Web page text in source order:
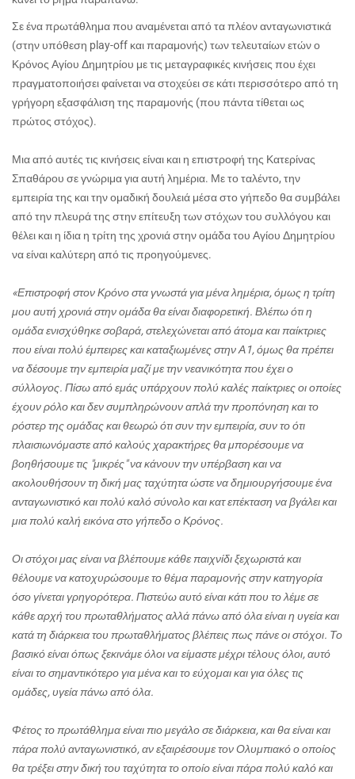
Σε ένα πρωτάθλημα που αναμένεται από τα πλέον ανταγωνιστικά
(στην υπόθεση play-off και παραμονής) των τελευταίων ετών ο
Κρόνος Αγίου Δημητρίου με τις μεταγραφικές κινήσεις που έχει
πραγματοποιήσει φαίνεται να στοχεύει σε κάτι περισσότερο από τη
γρήγορη εξασφάλιση της παραμονής (που πάντα τίθεται ως
πρώτος στόχος).
Μια από αυτές τις κινήσεις είναι και η επιστροφή της Κατερίνας
Σπαθάρου σε γνώριμα για αυτή λημέρια. Με το ταλέντο, την
εμπειρία της και την ομαδική δουλειά μέσα στο γήπεδο θα συμβάλει
από την πλευρά της στην επίτευξη των στόχων του συλλόγου και
θέλει και η ίδια η τρίτη της χρονιά στην ομάδα του Αγίου Δημητρίου
να είναι καλύτερη από τις προηγούμενες.
«Επιστροφή στον Κρόνο στα γνωστά για μένα λημέρια, όμως η τρίτη
μου αυτή χρονιά στην ομάδα θα είναι διαφορετική. Βλέπω ότι η
ομάδα ενισχύθηκε σοβαρά, στελεχώνεται από άτομα και παίκτριες
που είναι πολύ έμπειρες και καταξιωμένες στην Α1, όμως θα πρέπει
να δέσουμε την εμπειρία μαζί με την νεανικότητα που έχει ο
σύλλογος. Πίσω από εμάς υπάρχουν πολύ καλές παίκτριες οι οποίες
έχουν ρόλο και δεν συμπληρώνουν απλά την προπόνηση και το
ρόστερ της ομάδας και θεωρώ ότι συν την εμπειρία, συν το ότι
πλαισιωνόμαστε από καλούς χαρακτήρες θα μπορέσουμε να
βοηθήσουμε τις "μικρές" να κάνουν την υπέρβαση και να
ακολουθήσουν τη δική μας ταχύτητα ώστε να δημιουργήσουμε ένα
ανταγωνιστικό και πολύ καλό σύνολο και κατ επέκταση να βγάλει και
μια πολύ καλή εικόνα στο γήπεδο ο Κρόνος.
Οι στόχοι μας είναι να βλέπουμε κάθε παιχνίδι ξεχωριστά και
θέλουμε να κατοχυρώσουμε το θέμα παραμονής στην κατηγορία
όσο γίνεται γρηγορότερα. Πιστεύω αυτό είναι κάτι που το λέμε σε
κάθε αρχή του πρωταθλήματος αλλά πάνω από όλα είναι η υγεία και
κατά τη διάρκεια του πρωταθλήματος βλέπεις πως πάνε οι στόχοι. Το
βασικό είναι όπως ξεκινάμε όλοι να είμαστε μέχρι τέλους όλοι, αυτό
είναι το σημαντικότερο για μένα και το εύχομαι και για όλες τις
ομάδες, υγεία πάνω από όλα.
Φέτος το πρωτάθλημα είναι πιο μεγάλο σε διάρκεια, και θα είναι και
πάρα πολύ ανταγωνιστικό, αν εξαιρέσουμε τον Ολυμπιακό ο οποίος
θα τρέξει στην δική του ταχύτητα το οποίο είναι πάρα πολύ καλό και